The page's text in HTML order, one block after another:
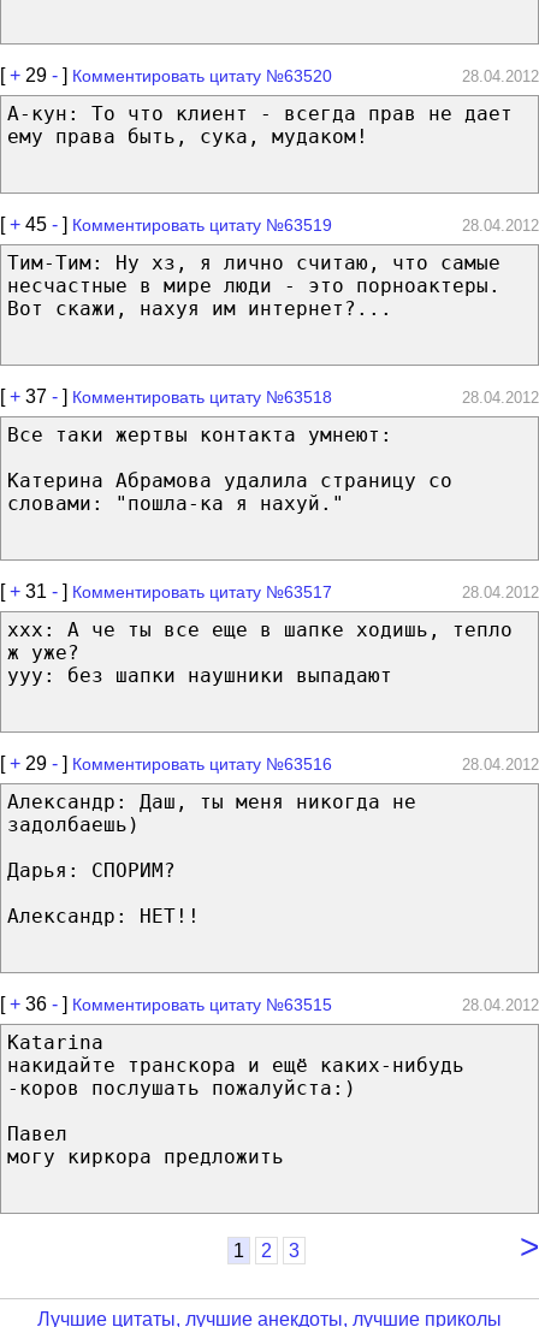
[+ 29 - ] Комментировать цитату №63520 28.04.2012
А-кун: То что клиент - всегда прав не дает
ему права быть, сука, мудаком!
[+ 45 - ] Комментировать цитату №63519 28.04.2012
Тим-Тим: Ну хз, я лично считаю, что самые
несчастные в мире люди - это порноактеры.
Вот скажи, нахуя им интернет?...
[+ 37 - ] Комментировать цитату №63518 28.04.2012
Все таки жертвы контакта умнеют:
Катерина Абрамова удалила страницу со
словами: "пошла-ка я нахуй."
[+ 31 - ] Комментировать цитату №63517 28.04.2012
xxx: А че ты все еще в шапке ходишь, тепло
ж уже?
yyy: без шапки наушники выпадают
[+ 29 - ] Комментировать цитату №63516 28.04.2012
Александр: Даш, ты меня никогда не
задолбаешь)
Дарья: СПОРИМ?
Александр: НЕТ!!
[+ 36 - ] Комментировать цитату №63515 28.04.2012
Katarina
накидайте транскора и ещё каких-нибудь
-коров послушать пожалуйста:)
Павел
могу киркора предложить
>
1 2 3
Лучшие цитаты, лучшие анекдоты, лучшие приколы